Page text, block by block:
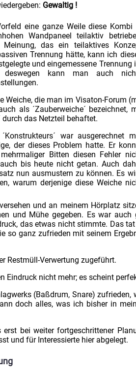
Gewaltig !
eine ganze Weile diese Kombi
Wandpaneel teilaktiv
das ein teilaktives
Trennung hätte, kann ich
und eingemessene Trennung
kann man auch
Weiche, die man im Visaton-Forum
als ´Zauberweiche´ bezeichnet,
durch das Netzteil behaftet.
war ausgerechnet
der dieses Problem hatte. Er
Bitten diesen Fehler
bis heute nicht getan. Auch
nun ausmustern zu können. Es
warum derjenige diese Weiche
und an meinem Hörplatz
und Mühe gegeben. Es war auch
das etwas nicht stimmte. Das
so ganz zufrieden mit seinem
Restmüll-Verwertung zugeführt.
Eindruck nicht mehr; es scheint
(Baßdrum, Snare) zufrieden,
doch alles, was ich bisher in
bei weiter fortgeschrittener
und für Interessierte hier abgelegt.